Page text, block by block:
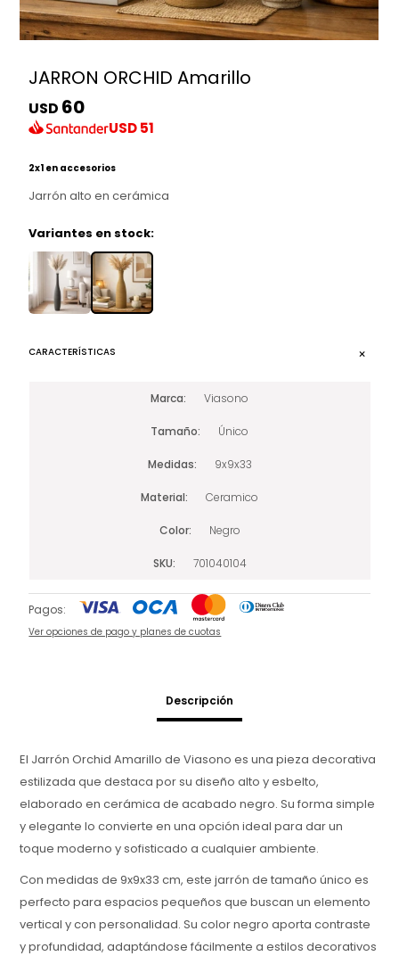
JARRON ORCHID Amarillo
USD 60
USD51
2x1 en accesorios
Jarrón alto en cerámica
Variantes en stock:
CARACTERÍSTICAS
Marca Viasono
Tamaño Único
Medidas 9x9x33
Material Ceramico
Color Negro
SKU 701040104
Pagos:
Ver opciones de pago y planes de cuotas
Descripción
El Jarrón Orchid Amarillo de Viasono es una pieza decorativa
estilizada que destaca por su diseño alto y esbelto,
elaborado en cerámica de acabado negro. Su forma simple
y elegante lo convierte en una opción ideal para dar un
toque moderno y sofisticado a cualquier ambiente.
Con medidas de 9x9x33 cm, este jarrón de tamaño único es
perfecto para espacios pequeños que buscan un elemento
vertical y con personalidad. Su color negro aporta contraste
y profundidad, adaptándose fácilmente a estilos decorativos